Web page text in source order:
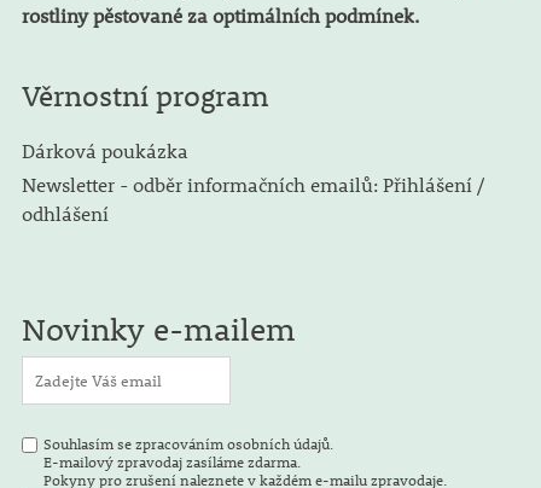
rostliny pěstované za optimálních podmínek.
Věrnostní program
Dárková poukázka
Newsletter - odběr informačních emailů: Přihlášení /
odhlášení
Novinky e-mailem
Souhlasím se zpracováním osobních údajů.
E-mailový zpravodaj zasíláme zdarma.
Pokyny pro zrušení naleznete v každém e-mailu zpravodaje.